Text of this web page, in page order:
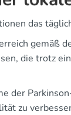
das
gemäß
die trotz
der
zu